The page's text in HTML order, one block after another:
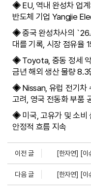
◈ EU, 역내 완성차 업
반도체 기업 Yangjie
◈중국 완성차사의
대를 기록, 시장 점유율
◈ Toyota, 중동 정세
금년 해외 생산 물량 8.3
◈ Nissan, 유럽 전기차
고려, 영국 전동화 부품
◈ 미국, 고유가 및 소비
안정적 흐름 지속
이전 글 [한자연] [이
다음 글 [한자연] [이